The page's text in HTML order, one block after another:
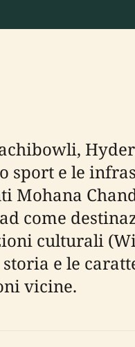
sport e le
Mohana
come
culturali
e le
vicine.